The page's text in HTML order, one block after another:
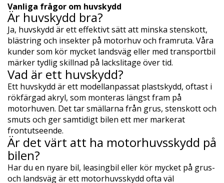
Vanliga frågor om huvskydd
Är huvskydd bra?
Ja, huvskydd är ett effektivt sätt att minska stenskott,
blästring och insekter på motorhuv och framruta. Våra
kunder som kör mycket landsväg eller med transportbil
märker tydlig skillnad på lackslitage över tid.
Vad är ett huvskydd?
Ett huvskydd är ett modellanpassat plastskydd, oftast i
rökfärgad akryl, som monteras längst fram på
motorhuven. Det tar smällarna från grus, stenskott och
smuts och ger samtidigt bilen ett mer markerat
frontutseende.
Är det värt att ha motorhuvsskydd på
bilen?
Har du en nyare bil, leasingbil eller kör mycket på grus-
och landsväg är ett motorhuvsskydd ofta väl